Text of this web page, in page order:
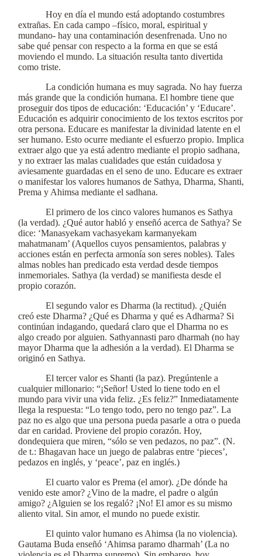
Hoy en día el mundo está adoptando costumbres
extrañas. En cada campo –físico, moral, espiritual y
mundano- hay una contaminación desenfrenada. Uno no
sabe qué pensar con respecto a la forma en que se está
moviendo el mundo. La situación resulta tanto divertida
como triste.
La condición humana es muy sagrada. No hay fuerza
más grande que la condición humana. El hombre tiene que
proseguir dos tipos de educación: ‘Educación’ y ‘Educare’.
Educación es adquirir conocimiento de los textos escritos por
otra persona. Educare es manifestar la divinidad latente en el
ser humano. Esto ocurre mediante el esfuerzo propio. Implica
extraer algo que ya está adentro mediante el propio sadhana,
y no extraer las malas cualidades que están cuidadosa y
aviesamente guardadas en el seno de uno. Educare es extraer
o manifestar los valores humanos de Sathya, Dharma, Shanti,
Prema y Ahimsa mediante el sadhana.
El primero de los cinco valores humanos es Sathya
(la verdad). ¿Qué autor habló y enseñó acerca de Sathya? Se
dice: ‘Manasyekam vachasyekam karmanyekam
mahatmanam’ (Aquellos cuyos pensamientos, palabras y
acciones están en perfecta armonía son seres nobles). Tales
almas nobles han predicado esta verdad desde tiempos
inmemoriales. Sathya (la verdad) se manifiesta desde el
propio corazón.
El segundo valor es Dharma (la rectitud). ¿Quién
creó este Dharma? ¿Qué es Dharma y qué es Adharma? Si
continúan indagando, quedará claro que el Dharma no es
algo creado por alguien. Sathyannasti paro dharmah (no hay
mayor Dharma que la adhesión a la verdad). El Dharma se
originó en Sathya.
El tercer valor es Shanti (la paz). Pregúntenle a
cualquier millonario: “¡Señor! Usted lo tiene todo en el
mundo para vivir una vida feliz. ¿Es feliz?” Inmediatamente
llega la respuesta: “Lo tengo todo, pero no tengo paz”. La
paz no es algo que una persona pueda pasarle a otra o pueda
dar en caridad. Proviene del propio corazón. Hoy,
dondequiera que miren, “sólo se ven pedazos, no paz”. (N.
de t.: Bhagavan hace un juego de palabras entre ‘pieces’,
pedazos en inglés, y ‘peace’, paz en inglés.)
El cuarto valor es Prema (el amor). ¿De dónde ha
venido este amor? ¿Vino de la madre, el padre o algún
amigo? ¿Alguien se los regaló? ¡No! El amor es su mismo
aliento vital. Sin amor, el mundo no puede existir.
El quinto valor humano es Ahimsa (la no violencia).
Gautama Buda enseñó ‘Ahimsa paramo dharmah’ (La no